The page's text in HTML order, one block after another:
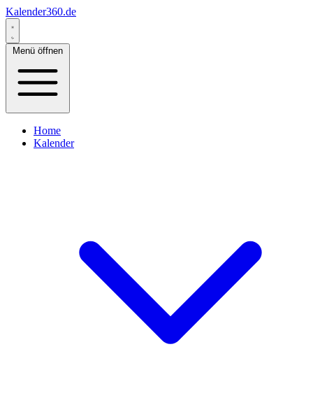
Kalender360.de
Menü öffnen
Home
Kalender